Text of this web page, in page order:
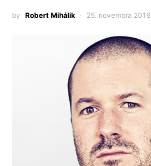
by Robert Mihálik 25. novembra 2016